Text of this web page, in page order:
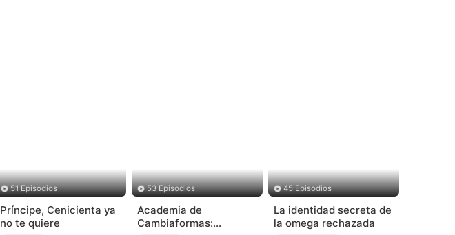
51 Episodios
Príncipe, Cenicienta ya
no te quiere
53 Episodios
Academia de
Cambiaformas:
45 Episodios
La identidad secreta de
la omega rechazada